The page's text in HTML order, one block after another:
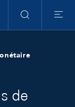
RechercheMenu
de